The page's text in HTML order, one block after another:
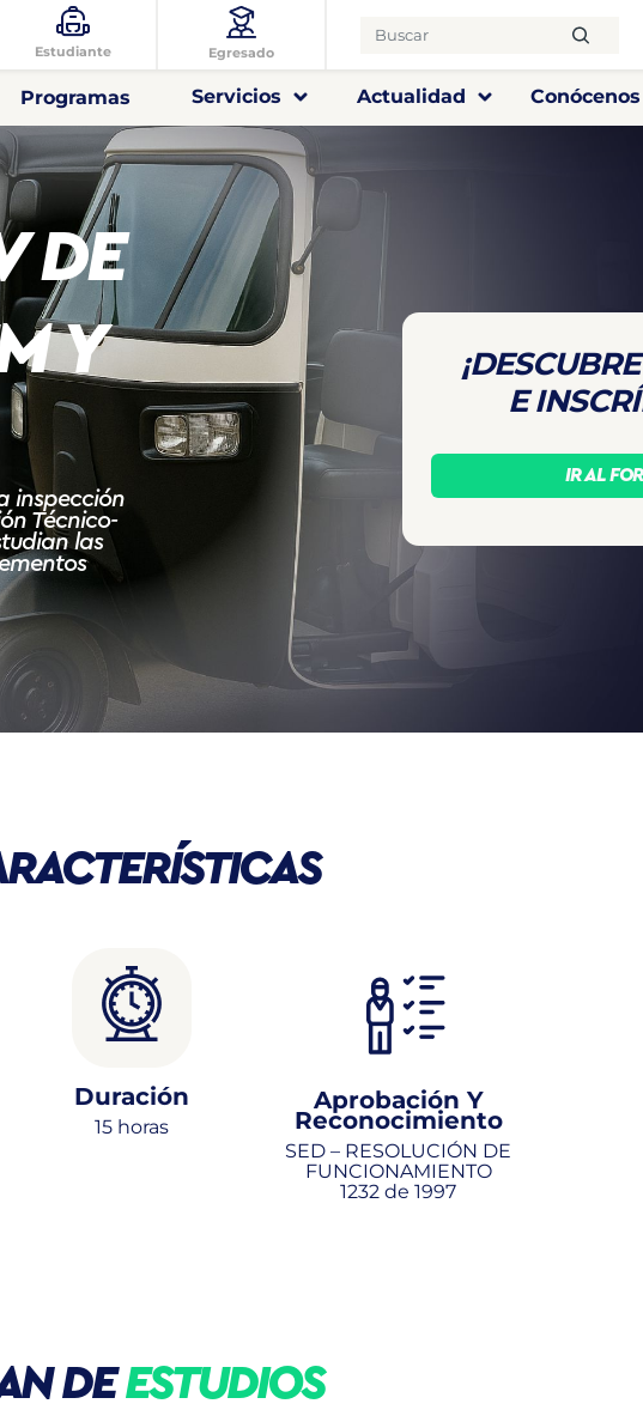
Estudiante Egresado
Programas Servicios Actualidad Conócenos
DE
Y
inspección
Técnico-
las
E
IR AL
Duración
15 horas
Aprobación Y
Reconocimiento
SED – RESOLUCIÓN DE
FUNCIONAMIENTO
1232 de 1997
DEESTUDIOS